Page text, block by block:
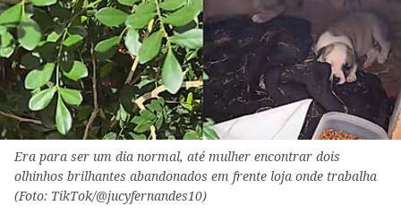
Era para ser um dia normal, até mulher encontrar dois
olhinhos brilhantes abandonados em frente loja onde trabalha
(Foto: TikTok/@jucyfernandes10)